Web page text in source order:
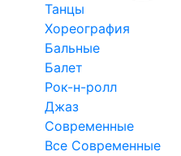
Танцы
Хореография
Бальные
Балет
Рок-н-ролл
Джаз
Современные
Все Современные